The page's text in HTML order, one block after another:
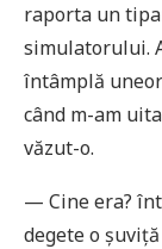
raporta un
simulatorului.
întâmplă
când m-am
văzut-o.
— Cine era?
degete o șuviță